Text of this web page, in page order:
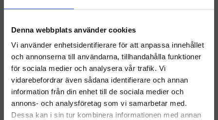
Denna webbplats använder cookies
Vi använder enhetsidentifierare för att anpassa innehållet
och annonserna till användarna, tillhandahålla funktioner
för sociala medier och analysera vår trafik. Vi
vidarebefordrar även sådana identifierare och annan
information från din enhet till de sociala medier och
annons- och analysföretag som vi samarbetar med.
Dessa kan i sin tur kombinera informationen med annan
Välkommen till hygieneleeds.se
Vill du handla som företag eller privatperson?